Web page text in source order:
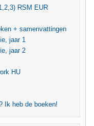
RSM EUR
+ samenvattingen
jaar 1
jaar 2
HU
Ik heb de boeken!